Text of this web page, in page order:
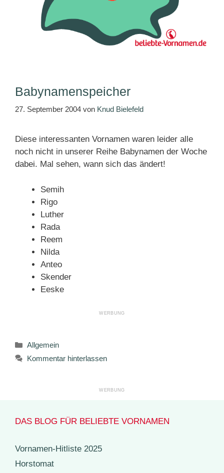
Babynamenspeicher
27. September 2004 von Knud Bielefeld
Diese interessanten Vornamen waren leider alle
noch nicht in unserer Reihe Babynamen der Woche
dabei. Mal sehen, wann sich das ändert!
Semih
Rigo
Luther
Rada
Reem
Nilda
Anteo
Skender
Eeske
Kategorien
Allgemein
Kommentar hinterlassen
DAS BLOG FÜR BELIEBTE VORNAMEN
Vornamen-Hitliste 2025
Horstomat